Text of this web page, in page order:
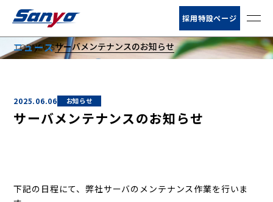
お客様サポート
ニュース
サービス
採用特設ページ
TOPNEWSサーバメンテナンスのお知らせ
ニュース
NEWS
2025.06.06 お知らせ
サーバメンテナンスのお知らせ
下記の日程にて、弊社サーバのメンテナンス作業を行いま